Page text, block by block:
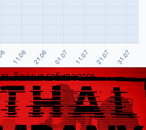
Данные собираются